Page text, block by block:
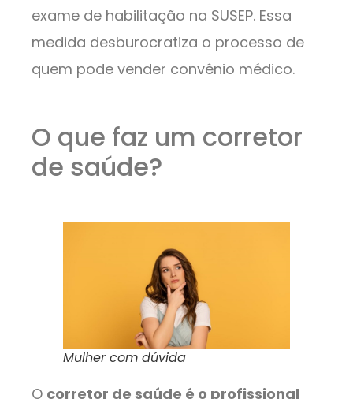
exame de habilitação na SUSEP. Essa
medida desburocratiza o processo de
quem pode vender convênio médico.
O que faz um corretor
de saúde?
Mulher com dúvida
O corretor de saúde é o profissional